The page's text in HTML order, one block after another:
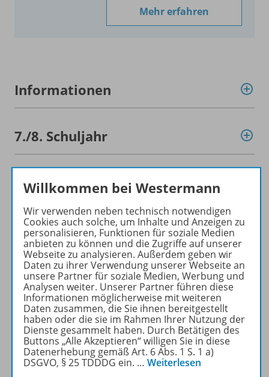
Mehr erfahren
Informationen
7./8. Schuljahr
9./10. Schuljahr
7.-10. Schuljahr
Konzept
Empfehlungen der Redaktion
Benachrichtigungs-Service
Willkommen bei Westermann
Wir verwenden neben technisch notwendigen
Cookies auch solche, um Inhalte und Anzeigen zu
personalisieren, Funktionen für soziale Medien
anbieten zu können und die Zugriffe auf unserer
Webseite zu analysieren. Außerdem geben wir
Daten zu ihrer Verwendung unserer Webseite an
unsere Partner für soziale Medien, Werbung und
Analysen weiter. Unserer Partner führen diese
Informationen möglicherweise mit weiteren
Daten zusammen, die Sie ihnen bereitgestellt
haben oder die sie im Rahmen Ihrer Nutzung der
Dienste gesammelt haben. Durch Betätigen des
Buttons „Alle Akzeptieren“ willigen Sie in diese
Datenerhebung gemäß Art. 6 Abs. 1 S. 1 a)
DSGVO, § 25 TDDDG ein. … Weiterlesen